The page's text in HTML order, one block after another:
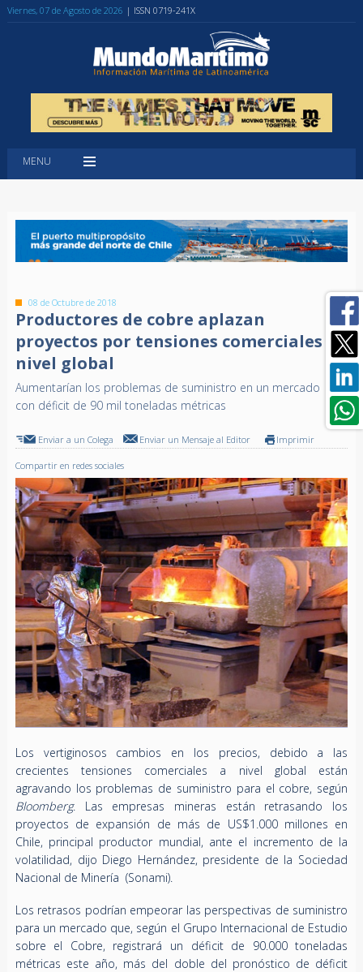
Viernes, 07 de Agosto de 2026 | ISSN 0719-241X
MENU
08 de Octubre de 2018
Productores de cobre aplazan
proyectos por tensiones comerciales a
nivel global
Aumentarían los problemas de suministro en un mercado
con déficit de 90 mil toneladas métricas
Enviar a un Colega Enviar un Mensaje al Editor Imprimir
Compartir en redes sociales
Los vertiginosos cambios en los precios, debido a las
crecientes tensiones comerciales a nivel global están
agravando los problemas de suministro para el cobre, según
Bloomberg. Las empresas mineras están retrasando los
proyectos de expansión de más de US$1.000 millones en
Chile, principal productor mundial, ante el incremento de la
volatilidad, dijo Diego Hernández, presidente de la Sociedad
Nacional de Minería (Sonami).
Los retrasos podrían empeorar las perspectivas de suministro
para un mercado que, según el Grupo Internacional de Estudio
sobre el Cobre, registrará un déficit de 90.000 toneladas
métricas este año, más del doble del pronóstico de déficit